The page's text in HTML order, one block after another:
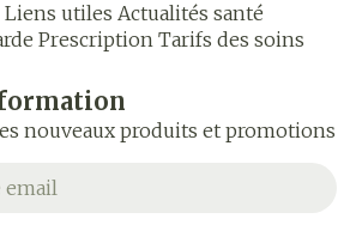
Liens utiles Actualités santé
Prescription Tarifs des soins
nouveaux produits et promotions